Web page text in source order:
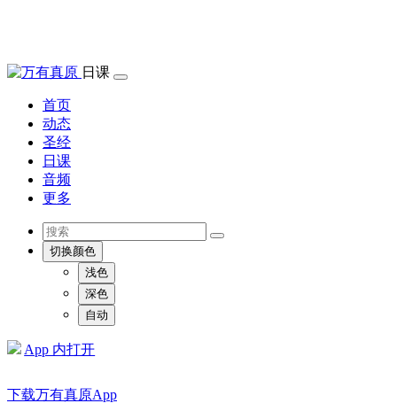
日课
首页
动态
圣经
日课
音频
更多
切换颜色
浅色
深色
自动
App 内打开
下载万有真原App